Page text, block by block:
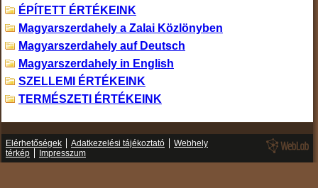
ÉPÍTETT ÉRTÉKEINK
Magyarszerdahely a Zalai Közlönyben
Magyarszerdahely auf Deutsch
Magyarszerdahely in English
SZELLEMI ÉRTÉKEINK
TERMÉSZETI ÉRTÉKEINK
Elérhetőségek Adatkezelési tájékoztató
Webhely
térkép
Impresszum